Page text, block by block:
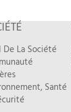
De La Société
Santé